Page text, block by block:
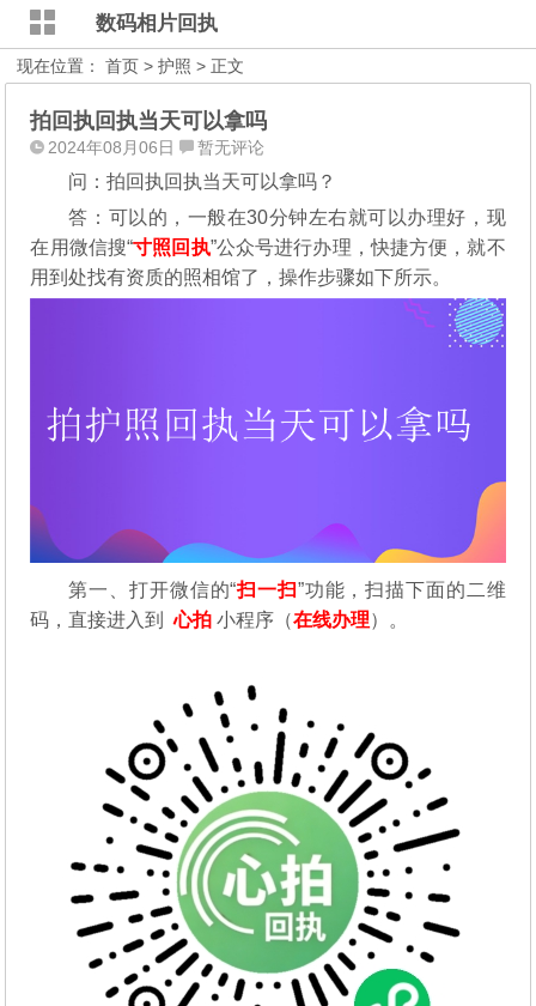
数码相片回执
现在位置：首页 >护照 > 正文
拍回执回执当天可以拿吗
2024年08月06日 暂无评论
问：拍回执回执当天可以拿吗？
答：可以的，一般在30分钟左右就可以办理好，现
在用微信搜“寸照回执”公众号进行办理，快捷方便，就不
用到处找有资质的照相馆了，操作步骤如下所示。
第一、打开微信的“扫一扫”功能，扫描下面的二维
码，直接进入到心拍 小程序（在线办理）。